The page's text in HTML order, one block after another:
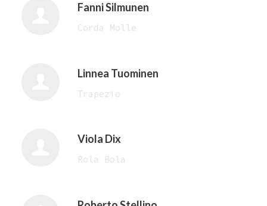
Fanni Silmunen
Corda Molle
Linnea Tuominen
Trapezio
Viola Dix
Rola Bola